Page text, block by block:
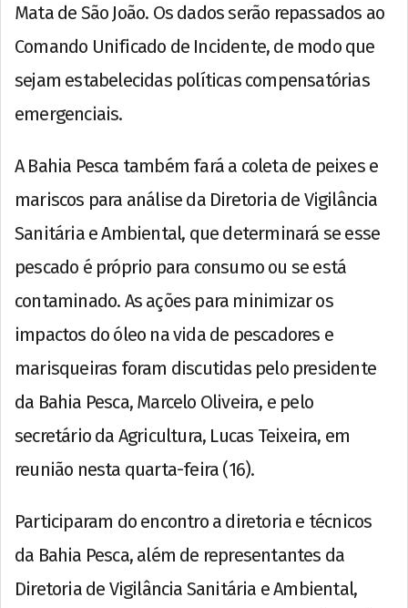
Mata de São João. Os dados serão repassados ao
Comando Unificado de Incidente, de modo que
sejam estabelecidas políticas compensatórias
emergenciais.
A Bahia Pesca também fará a coleta de peixes e
mariscos para análise da Diretoria de Vigilância
Sanitária e Ambiental, que determinará se esse
pescado é próprio para consumo ou se está
contaminado. As ações para minimizar os
impactos do óleo na vida de pescadores e
marisqueiras foram discutidas pelo presidente
da Bahia Pesca, Marcelo Oliveira, e pelo
secretário da Agricultura, Lucas Teixeira, em
reunião nesta quarta-feira (16).
Participaram do encontro a diretoria e técnicos
da Bahia Pesca, além de representantes da
Diretoria de Vigilância Sanitária e Ambiental,